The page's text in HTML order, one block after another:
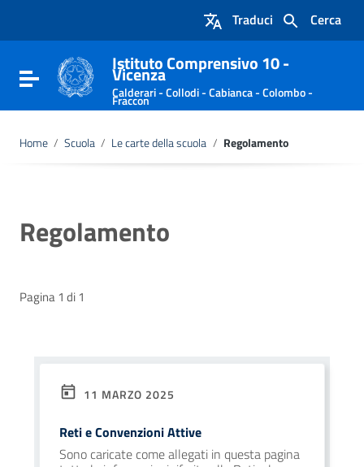
Vai al footer
Cerca
Traduci
Attiva / disattiva la navigazione
Istituto Comprensivo 10 -
Vicenza
Calderari - Collodi - Cabianca - Colombo -
Fraccon
Home / Scuola / Le carte della scuola / Regolamento
Regolamento
Pagina 1 di 1
11 MARZO 2025
Reti e Convenzioni Attive
Sono caricate come allegati in questa pagina